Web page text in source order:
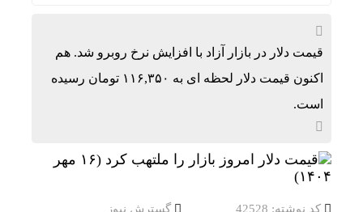
قیمت دلار در بازار آزاد با افزایش نرخ روبرو شد. هم
اکنون قیمت دلار لحظه ای به ۱۱۶,۳۵۰ تومان رسیده
است.
کد نوشته: 42528
گسترش نیوز